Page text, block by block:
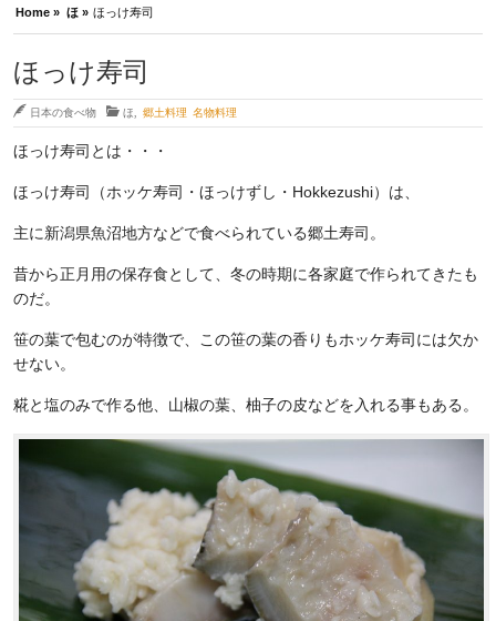
Home » ほ » ほっけ寿司
ほっけ寿司
日本の食べ物 ほ 郷土料理 名物料理
ほっけ寿司とは・・・
ほっけ寿司（ホッケ寿司・ほっけずし・Hokkezushi）は、
主に新潟県魚沼地方などで食べられている郷土寿司。
昔から正月用の保存食として、冬の時期に各家庭で作られてきたも
のだ。
笹の葉で包むのが特徴で、この笹の葉の香りもホッケ寿司には欠か
せない。
糀と塩のみで作る他、山椒の葉、柚子の皮などを入れる事もある。